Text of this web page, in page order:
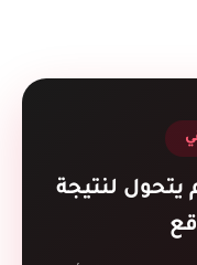
يتحول لنتيجة